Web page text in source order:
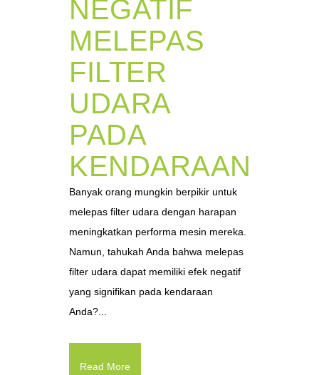
NEGATIF
MELEPAS
FILTER
UDARA
PADA
KENDARAAN
Banyak orang mungkin berpikir untuk
melepas filter udara dengan harapan
meningkatkan performa mesin mereka.
Namun, tahukah Anda bahwa melepas
filter udara dapat memiliki efek negatif
yang signifikan pada kendaraan
Anda?...
Read More